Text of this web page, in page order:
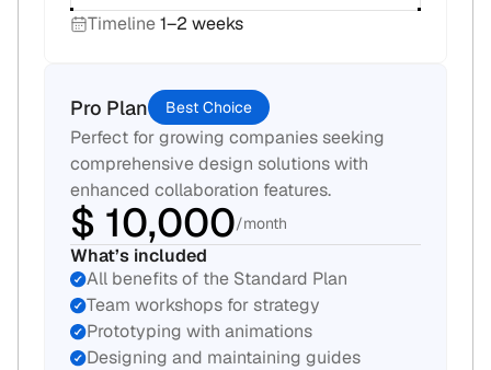
Timeline1–2 weeks
Pro Plan Best Choice
Perfect for growing companies seeking
comprehensive design solutions with
enhanced collaboration features.
$ 10,000/month
What’s included
All benefits of the Standard Plan
Team workshops for strategy
Prototyping with animations
Designing and maintaining guides